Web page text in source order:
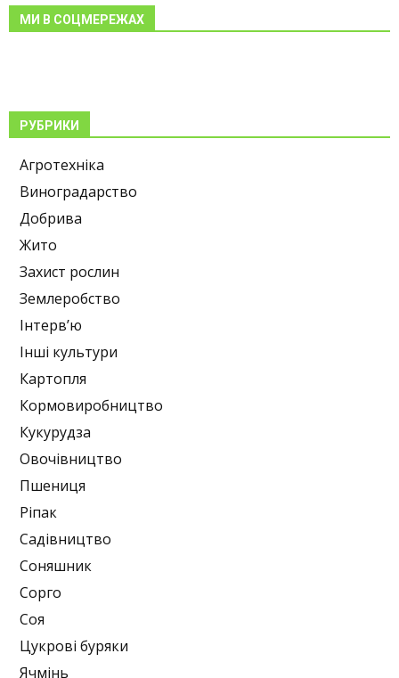
МИ В СОЦМЕРЕЖАХ
РУБРИКИ
Агротехніка
Виноградарство
Добрива
Жито
Захист рослин
Землеробство
Інтерв’ю
Інші культури
Картопля
Кормовиробництво
Кукурудза
Овочівництво
Пшениця
Ріпак
Садівництво
Соняшник
Сорго
Соя
Цукрові буряки
Ячмінь